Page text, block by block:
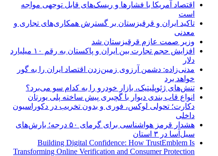
اقتصاد آمریکا با فشارها و ریسک‌های قابل توجهی مواجه
است
تاکید ایران و قرقیزستان بر گسترش همکاری‌های تجاری و
معدنی
وزیر صمت عازم قرقیزستان شد
افزایش حجم تجارت بین ایران و پاکستان به رقم ۱۰ میلیارد
دلار
مدنی‌زاده: دشمن آرزوی زمین‌زدن اقتصاد ایران را به گور
خواهد برد
تنش‌های ژئوپلیتیک، بازار خودرو را به کدام سو می‌برد؟
انواع قاب بندی دیوار با گچبری پیش ساخته پلی یورتان
دکارت؛ تحولی لوکس، فوری و بدون تخریب در دکوراسیون
داخلی
هشدار قرمز هواشناسی برای گرمای ۵۰ درجه؛ بارش‌های
سیل‌آسا در ۳ استان
Building Digital Confidence: How TrustEmblem Is
Transforming Online Verification and Consumer Protection